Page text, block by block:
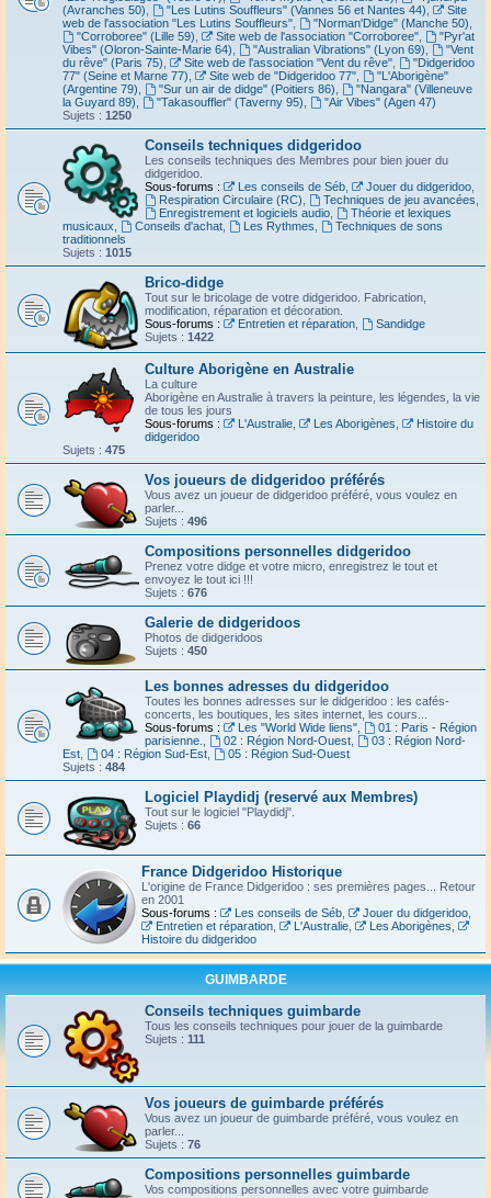
(Avranches 50)
"Les Lutins Souffleurs" (Vannes 56 et Nantes 44)
Site
web de l'association "Les Lutins Souffleurs"
"Norman'Didge" (Manche 50)
"Corroboree" (Lille 59)
Site web de l'association "Corroboree",
"Pyr'at
Vibes" (Oloron-Sainte-Marie 64)
"Australian Vibrations" (Lyon 69)
"Vent
du rêve" (Paris 75)
Site web de l'association "Vent du rêve",
"Didgeridoo
77" (Seine et Marne 77)
Site web de "Didgeridoo 77",
"L'Aborigène"
(Argentine 79)
"Sur un air de didge" (Poitiers 86)
"Nangara" (Villeneuve
la Guyard 89)
"Takasouffler" (Taverny 95)
"Air Vibes" (Agen 47)
Sujets : 1250
Conseils techniques didgeridoo
Les conseils techniques des Membres pour bien jouer du
didgeridoo.
Sous-forums :
Les conseils de Séb, Jouer du didgeridoo,
Respiration Circulaire (RC)
Techniques de jeu avancées
Enregistrement et logiciels audio,
Théorie et lexiques
musicaux
Conseils d'achat, Les Rythmes
Techniques de sons
traditionnels
Sujets : 1015
Brico-didge
Tout sur le bricolage de votre didgeridoo. Fabrication,
modification, réparation et décoration.
Sous-forums :
Entretien et réparation,
Sandidge
Sujets : 1422
Culture Aborigène en Australie
La culture
Aborigène en Australie à travers la peinture, les légendes, la vie
de tous les jours
Sous-forums :
L'Australie, Les Aborigènes
Histoire du
didgeridoo
Sujets : 475
Vos joueurs de didgeridoo préférés
Vous avez un joueur de didgeridoo préféré, vous voulez en
parler...
Sujets : 496
Compositions personnelles didgeridoo
Prenez votre didge et votre micro, enregistrez le tout et
envoyez le tout ici !!!
Sujets : 676
Galerie de didgeridoos
Photos de didgeridoos
Sujets : 450
Les bonnes adresses du didgeridoo
Toutes les bonnes adresses sur le didgeridoo : les cafés-
concerts, les boutiques, les sites internet, les cours...
Sous-forums :
Les "World Wide liens",
01 : Paris - Région
parisienne.
02 : Région Nord-Ouest,
03 : Région Nord-
Est
04 : Région Sud-Est,
05 : Région Sud-Ouest
Sujets : 484
Logiciel Playdidj (reservé aux Membres)
Tout sur le logiciel "Playdidj".
Sujets : 66
France Didgeridoo Historique
L'origine de France Didgeridoo : ses premières pages... Retour
en 2001
Sous-forums :
Les conseils de Séb, Jouer du didgeridoo,
Entretien et réparation, L'Australie, Les Aborigènes
Histoire du didgeridoo
GUIMBARDE
Conseils techniques guimbarde
Tous les conseils techniques pour jouer de la guimbarde
Sujets : 111
Vos joueurs de guimbarde préférés
Vous avez un joueur de guimbarde préféré, vous voulez en
parler...
Sujets : 76
Compositions personnelles guimbarde
Vos compositions personnelles avec votre guimbarde